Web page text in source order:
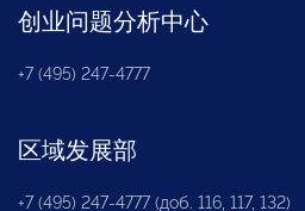
创业问题分析中心
+7 (495) 247-4777
区域发展部
+7 (495) 247-4777 (доб. 116, 117, 132)